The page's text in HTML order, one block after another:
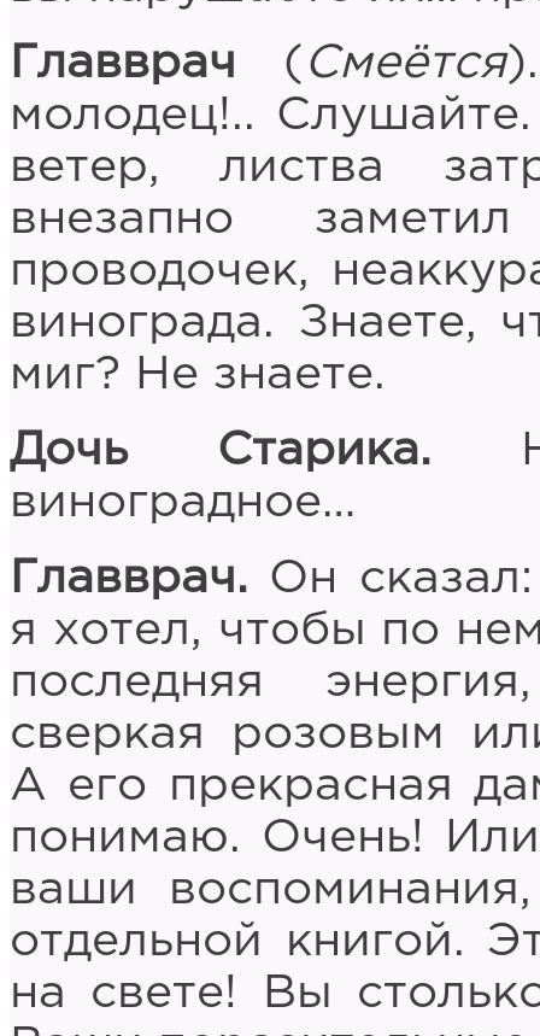
Главврач ( Смеётся
молодец!..
ветер, листва
внезапно
проводочек,
винограда. Знаете,
миг? Не знаете.
Дочь Старика.
виноградное…
Главврач. Он
я хотел, чтобы по
последняя
сверкая розовым
А его прекрасная
понимаю. Очень!
ваши
отдельной книгой.
на свете! Вы